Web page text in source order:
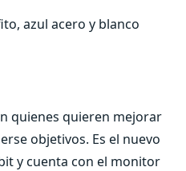
azul acero y blanco
quienes quieren mejorar
objetivos. Es el nuevo
y cuenta con el monitor